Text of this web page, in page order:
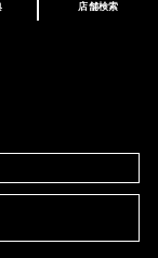
ティ プログ
店舗検索